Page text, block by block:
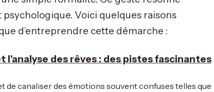
Voici quelques raisons
d’entreprendre cette démarche :
l'analyse des rêves : des pistes fascinantes
de canaliser des émotions souvent confuses telles que